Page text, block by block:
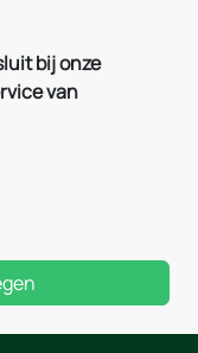
bij onze
van